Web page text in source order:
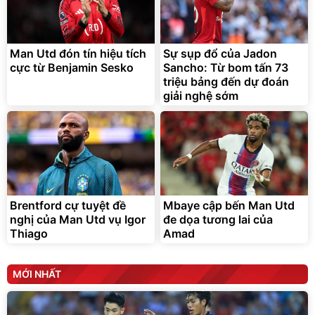
Lót ghế ôtô, nâng lưng
chống nóng giúp thoải mái
trong di chuyển
295.000đ
Đã bán nhiều
Man Utd đón tín hiệu tích
cực từ Benjamin Sesko
Sự sụp đổ của Jadon
Sancho: Từ bom tấn 73
triệu bảng đến dự đoán
giải nghệ sớm
Brentford cự tuyệt đề
nghị của Man Utd vụ Igor
Thiago
Mbaye cập bến Man Utd
đe dọa tương lai của
Amad
MỚI NHẤT